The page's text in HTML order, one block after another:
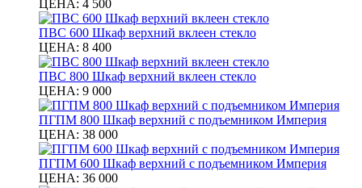
ЦЕНА: 4 500
ПВС 600 Шкаф верхний вклеен стекло
ЦЕНА: 8 400
ПВС 800 Шкаф верхний вклеен стекло
ЦЕНА: 9 000
ПГПМ 800 Шкаф верхний с подъемником Империя
ЦЕНА: 38 000
ПГПМ 600 Шкаф верхний с подъемником Империя
ЦЕНА: 36 000